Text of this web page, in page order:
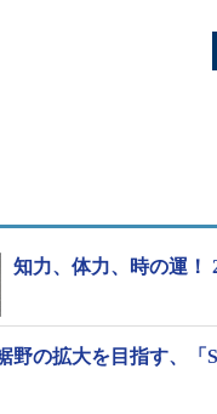
重ねていくクイズ形
て取り組まなければ、
は盛んに開催されてお
て活用されることもあ
知力、体力、時の運！
野の拡大を目指す、「